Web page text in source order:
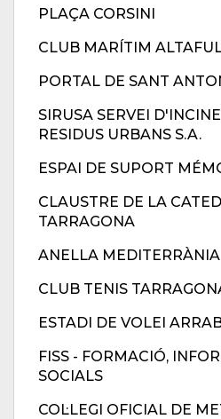
PLAÇA CORSINI
CLUB MARÍTIM
PORTAL DE SANT
SIRUSA SERVEI
RESIDUS URBANS S.A.
ESPAI DE SUPORT
CLAUSTRE DE LA
TARRAGONA
ANELLA MEDITERRÀNIA
CLUB TENIS
ESTADI DE VOLEI
FISS - FORMACIÓ,
SOCIALS
COL·LEGI OFICIAL DE